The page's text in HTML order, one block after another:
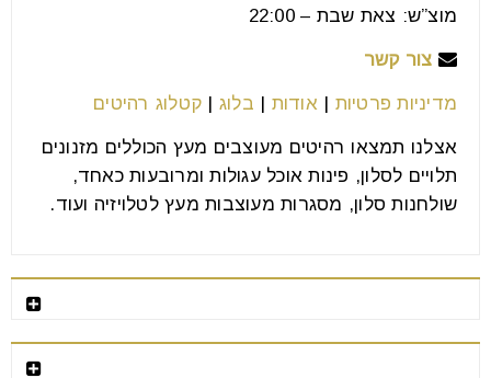
מוצ”ש: צאת שבת – 22:00
צור קשר
מדיניות פרטיות |אודות בלוג קטלוג רהיטים
אצלנו תמצאו רהיטים מעוצבים מעץ הכוללים מזנונים
תלויים לסלון, פינות אוכל עגולות ומרובעות כאחד,
שולחנות סלון, מסגרות מעוצבות מעץ לטלויזיה ועוד.